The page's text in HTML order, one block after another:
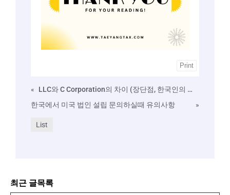
Print
«
LLC와 C Corporation의 차이 (장단점, 한국인의 미국법인설립 관점)
한국에서 미국 법인 설립 문의하실때 유의사항
»
List
최근 글목록